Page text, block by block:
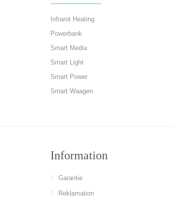
Infrarot Heating
Powerbank
Smart Media
Smart Light
Smart Power
Smart Waagen
Information
Garantie
Reklamation